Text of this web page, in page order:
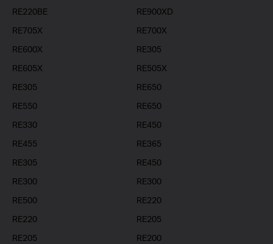
RE220BE
RE900XD
RE705X
RE700X
RE600X
RE305
RE605X
RE505X
RE305
RE650
RE550
RE650
RE330
RE450
RE455
RE365
RE305
RE450
RE300
RE300
RE500
RE220
RE220
RE205
RE205
RE200